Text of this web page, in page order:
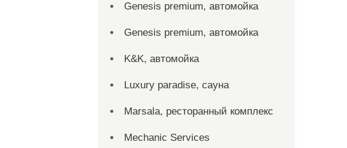
Genesis premium, автомойка
Genesis premium, автомойка
K&K, автомойка
Luxury paradise, сауна
Marsala, ресторанный комплекс
Mechanic Services